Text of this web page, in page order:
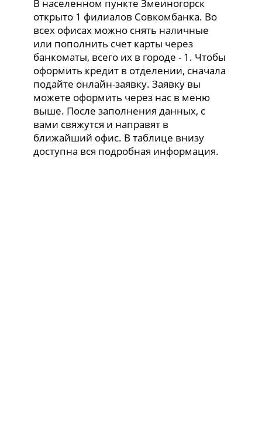
В населенном пункте Змеиногорск
открыто 1 филиалов Совкомбанка. Во
всех офисах можно снять наличные
или пополнить счет карты через
банкоматы, всего их в городе - 1. Чтобы
оформить кредит в отделении, сначала
подайте онлайн-заявку. Заявку вы
можете оформить через нас в меню
выше. После заполнения данных, с
вами свяжутся и направят в
ближайший офис. В таблице внизу
доступна вся подробная информация.